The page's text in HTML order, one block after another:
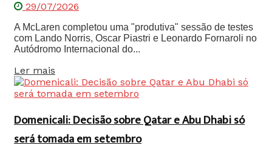
29/07/2026
A McLaren completou uma "produtiva" sessão de testes
com Lando Norris, Oscar Piastri e Leonardo Fornaroli no
Autódromo Internacional do...
Ler mais
Domenicali: Decisão sobre Qatar e Abu Dhabi só
será tomada em setembro